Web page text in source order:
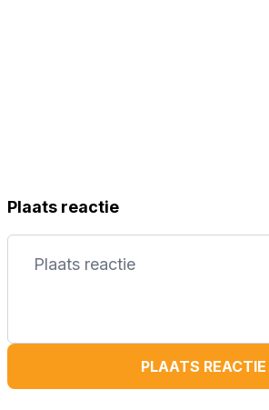
Plaats reactie
PLAATS REACTIE